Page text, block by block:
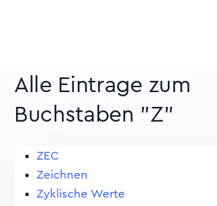
Alle Eintrage zum
Buchstaben "Z"
ZEC
Zeichnen
Zyklische Werte